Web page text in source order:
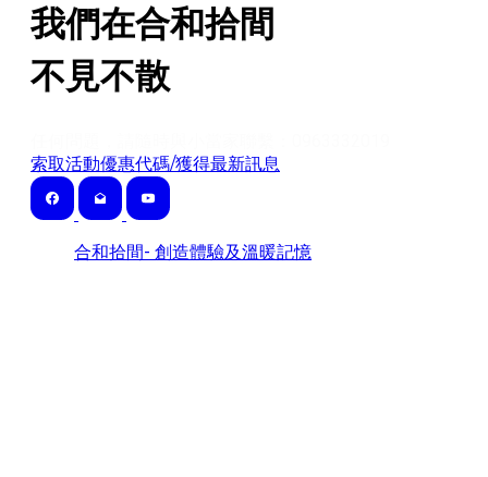
我們在合和拾間
​不見不散
索取活動優惠代碼/獲得最新訊息
合和拾間- 創造體驗及溫暖記憶